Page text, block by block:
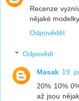
Recenze
nějaké
Odpovědět
Odpovědi
Masak 19.
20% 10%
až jsou